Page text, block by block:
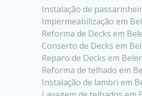
Instalação de
Impermeabilização em
Reforma de Decks em
Conserto de Decks em
Reparo de Decks em
Reforma de telhado em
Instalação de lambri em